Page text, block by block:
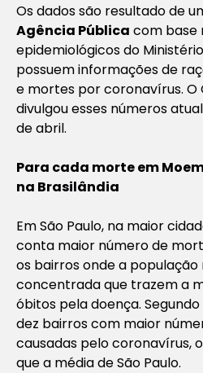
Os dados são resultado de
Agência Pública com base
epidemiológicos do
possuem informações de
e mortes por coronavírus. O
divulgou esses números
de abril.
Para cada morte em
na Brasilândia
Em São Paulo, na maior
conta maior número de
os bairros onde a
concentrada que trazem a
óbitos pela doença.
dez bairros com maior
causadas pelo coronavírus,
que a média de São Paulo.